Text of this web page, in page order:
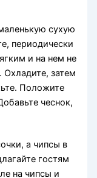
сухую
периодически
и на нем не
Охладите, затем
Положите
чеснок,
а чипсы в
гостям
на чипсы и